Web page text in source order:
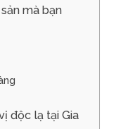
mà bạn
độc lạ tại Gia